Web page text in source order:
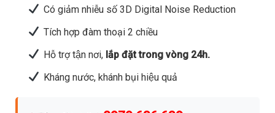
Có giảm nhiễu số 3D Digital Noise Reduction
Tích hợp đàm thoại 2 chiều
Hỗ trợ tận nơi,lắp đặt trong vòng 24h.
Kháng nước, khánh bụi hiệu quả